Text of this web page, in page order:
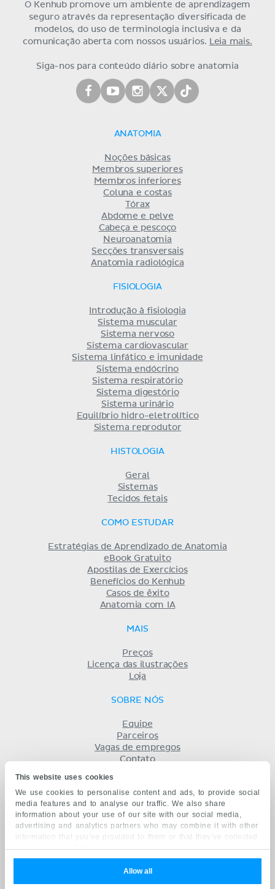
This website uses cookies
We use cookies to personalise content and ads, to provide social
media features and to analyse our traffic. We also share
information about your use of our site with our social media,
advertising and analytics partners who may combine it with other
information that you’ve provided to them or that they’ve collected
from your use of their services.
Allow all
O Kenhub promove um ambiente de aprendizagem
seguro através da representação diversificada de
modelos, do uso de terminologia inclusiva e da
comunicação aberta com nossos usuários. Leia mais.
Siga-nos para conteúdo diário sobre anatomia
ANATOMIA
Noções básicas
Membros superiores
Membros inferiores
Coluna e costas
Tórax
Abdome e pelve
Cabeça e pescoço
Neuroanatomia
Secções transversais
Anatomia radiológica
FISIOLOGIA
Introdução à fisiologia
Sistema muscular
Sistema nervoso
Sistema cardiovascular
Sistema linfático e imunidade
Sistema endócrino
Sistema respiratório
Sistema digestório
Sistema urinário
Equilíbrio hidro-eletrolítico
Sistema reprodutor
HISTOLOGIA
Geral
Sistemas
Tecidos fetais
COMO ESTUDAR
Estratégias de Aprendizado de Anatomia
eBook Gratuito
Apostilas de Exercícios
Benefícios do Kenhub
Casos de êxito
Anatomia com IA
MAIS
Preços
Licença das ilustrações
Loja
SOBRE NÓS
Equipe
Parceiros
Vagas de empregos
Contato
Privacidade
KENHUB EM...
English